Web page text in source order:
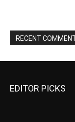
RECENT
EDITOR PICKS